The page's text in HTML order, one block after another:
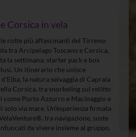
Corsica in vela
rotte più affascinanti del Tirreno:
tra Arcipelago Toscano e Corsica,
la settimana, starter pack e box
Un itinerario che unisce
d’Elba, la natura selvaggia di Capraia
Corsica, tra snorkeling sul relitto
come Porto Azzurro e Macinaggio e
via mare. Un’esperienza firmata
tra navigazione, soste
da vivere insieme al gruppo.